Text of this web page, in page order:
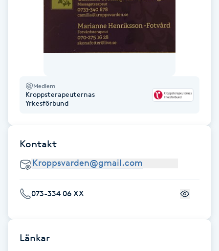
Fransborttagning
Fransförlängning
Fransförlängning Volym
Medlem
Kroppsterapeuternas
Yrkesförbund
Kontakt
073-334 06 XX
Länkar